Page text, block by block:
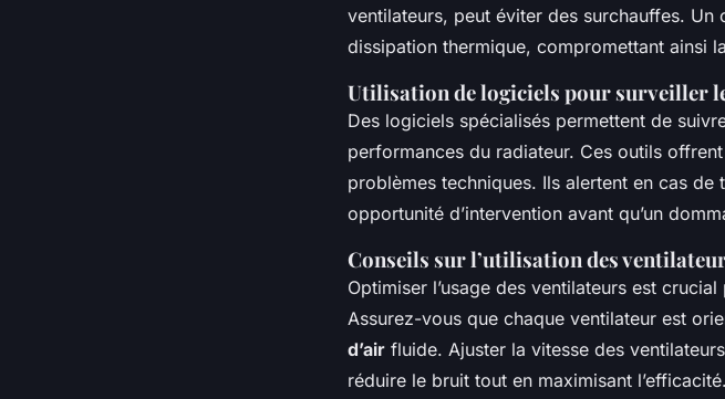
ventilateurs, peut éviter des surchauffes.
dissipation thermique, compromettant ainsi
Utilisation de logiciels pour surveiller
Des logiciels spécialisés permettent de
performances du radiateur. Ces outils
problèmes techniques. Ils alertent en cas
opportunité d’intervention avant qu’un
Conseils sur l’utilisation des
Optimiser l’usage des ventilateurs est
Assurez-vous que chaque ventilateur est
d’air fluide. Ajuster la vitesse des
réduire le bruit tout en maximisant l’efficacité.